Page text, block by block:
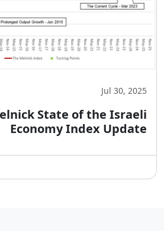
Jul 30, 2025
State of the Israeli
Economy Index Update